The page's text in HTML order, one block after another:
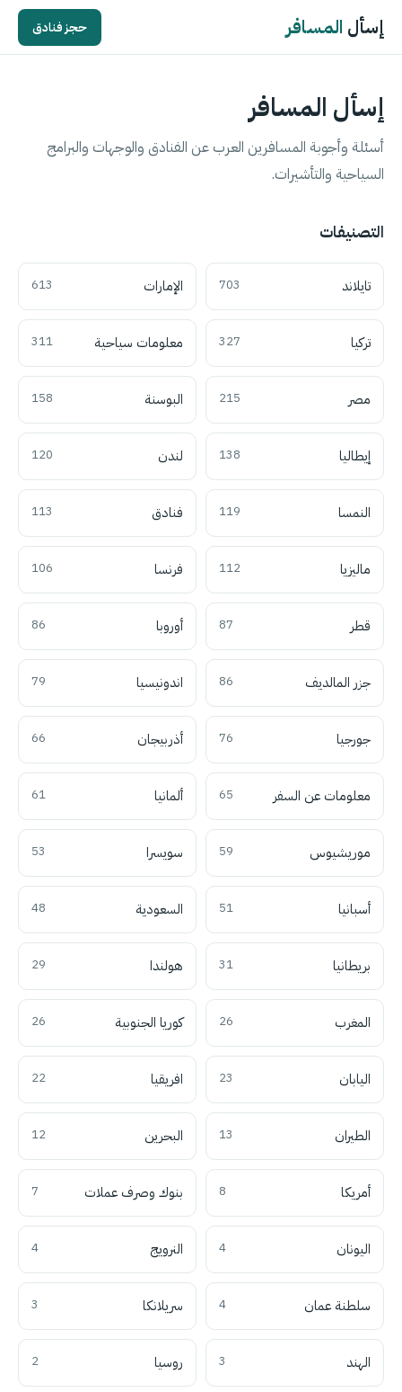
إسأل المسافر حجز فنادق
إسأل المسافر
أسئلة وأجوبة المسافرين العرب عن الفنادق والوجهات والبرامج
السياحية والتأشيرات.
التصنيفات
تايلاند 703 الإمارات 613
تركيا 327 معلومات سياحية 311
مصر 215 البوسنة 158
إيطاليا 138 لندن 120
النمسا 119 فنادق 113
ماليزيا 112 فرنسا 106
قطر 87 أوروبا 86
جزر المالديف 86 اندونيسيا 79
جورجيا 76 أذربيجان 66
معلومات عن السفر 65 ألمانيا 61
موريشيوس 59 سويسرا 53
أسبانيا 51 السعودية 48
بريطانيا 31 هولندا 29
المغرب 26 كوريا الجنوبية 26
اليابان 23 افريقيا 22
الطيران 13 البحرين 12
أمريكا 8 بنوك وصرف عملات 7
اليونان 4 النرويج 4
سلطنة عمان 4 سريلانكا 3
الهند 3 روسيا 2